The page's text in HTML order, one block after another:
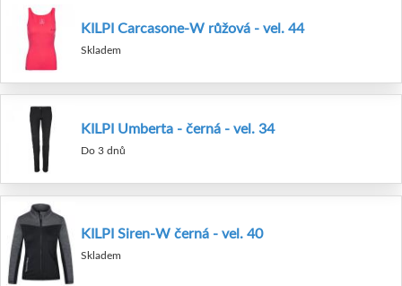
KILPI Carcasone-W růžová - vel. 44
Skladem
KILPI Umberta - černá - vel. 34
Do 3 dnů
KILPI Siren-W černá - vel. 40
Skladem